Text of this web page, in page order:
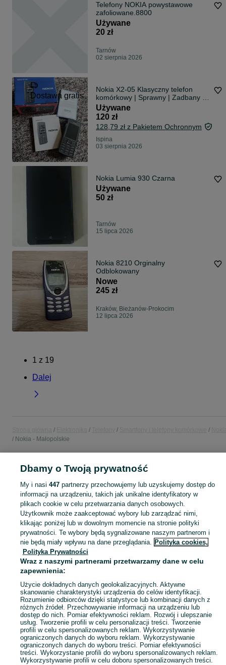
Telefony NOKIA powystawowe
zafoliowane.8800
Używane
20 zł
Tarnów
02 sierpnia 2026
Dostawa gratis
Nokia X2-05 Klasyczny telefon
komórkowy | Sprawny | Zadbany I
Do rozmów i smsów
Używane
120 zł
128,79 zł z Pakietem Ochronnym
Ispina
03 sierpnia 2026
Nokia Lumia 930 Czarna
Używane
50 zł
Tarnów
15 lipca 2026
Nokia 8210 Orginalny
Odblokowany
Nowe
245 zł
Kraków, Bieżanów-Prokocim
12 lipca 2026
1 z 19
Dalej
Nokia - Małopolskie
POLSKA » MAŁOPOLSKIE
KATEGORIA
Zobacz
Mapa kategorii
Mapa miejscowości
Mapa ministron
Popularne wyszukiwania
Dbamy o Twoją prywatność
My i nasi 447partnerzy przechowujemy lub uzyskujemy dostęp do
informacji na urządzeniu, takich jak unikalne identyfikatory w
plikach cookie w celu przetwarzania danych osobowych.
Użytkownik może zaakceptować wybory lub zarządzać nimi,
klikając poniżej lub w dowolnym momencie na stronie polityki
prywatności. Te wybory będą sygnalizowane naszym partnerom i
nie będą miały wpływu na dane przeglądania. Polityka cookies,
Polityka Prywatności
Wraz z naszymi partnerami przetwarzamy dane w celu
zapewnienia:
Użycie dokładnych danych geolokalizacyjnych. Aktywne
skanowanie charakterystyki urządzenia do celów identyfikacji.
Rozumienie odbiorców dzięki statystyce lub kombinacji danych z
różnych źródeł. Przechowywanie informacji na urządzeniu lub
dostęp do nich. Pomiar efektywności reklam. Rozwój i ulepszanie
usług. Tworzenie profili w celu personalizacji treści. Tworzenie
profili w celu spersonalizowanych reklam. Wykorzystywanie
ograniczonych danych do wyboru reklam. Wykorzystywanie
ograniczonych danych do wyboru treści. Pomiar efektywności
treści. Wykorzystanie profili do wyboru spersonalizowanych reklam.
Wykorzystywanie profili w celu doboru spersonalizowanych treści.